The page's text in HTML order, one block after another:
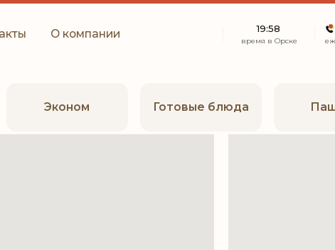
О компании 8 (800) 770 07 56
ежедневно с 9:00 до 17:00